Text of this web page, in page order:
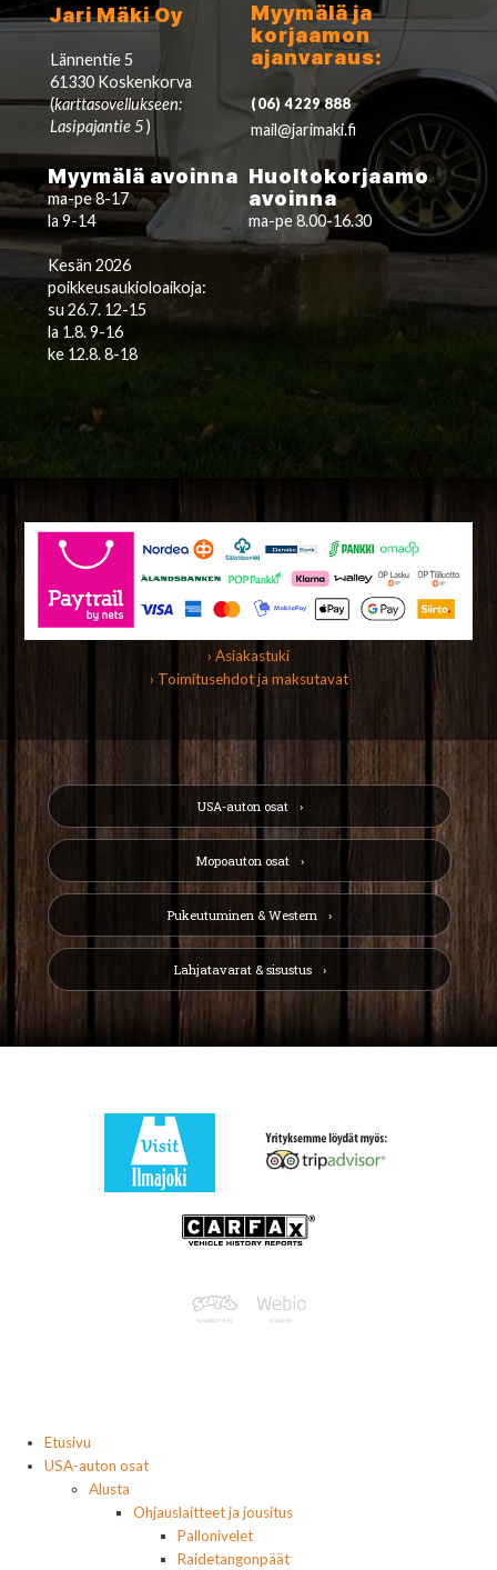
Jari Mäki Oy
Lännentie 5
61330 Koskenkorva
(karttasovellukseen:
Lasipajantie 5)
Myymälä ja
korjaamon
ajanvaraus:
(06) 4229 888
mail@jarimaki.fi
Myymälä avoinna
ma-pe 8-17
la 9-14
Kesän 2026
poikkeusaukioloaikoja:
su 26.7. 12-15
la 1.8. 9-16
ke 12.8. 8-18
Huoltokorjaamo
avoinna
ma-pe 8.00-16.30
› Asiakastuki
› Toimitusehdot ja maksutavat
USA-auton osat
Mopoauton osat
Pukeutuminen & Western
Lahjatavarat & sisustus
Etusivu
USA-auton osat
Alusta
Ohjauslaitteet ja jousitus
Pallonivelet
Raidetangonpäät